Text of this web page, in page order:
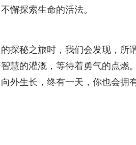
懈探索生命的活法。
探秘之旅时，我们会发现，所
慧的灌溉，等待着勇气的点燃
外生长，终有一天，你也会拥